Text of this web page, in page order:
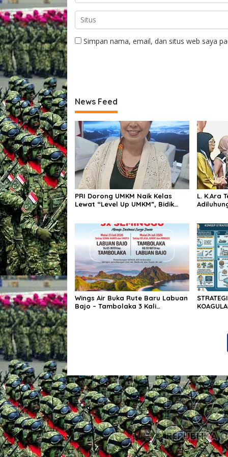
Simpan nama, email, dan situs web saya
News Feed
PRI Dorong UMKM Naik Kelas
Lewat “Level Up UMKM”, Bidik
L. K.Ara
Adiluhung Sebuah
Wings Air Buka Rute Baru Labuan
Bajo – Tambolaka 3 Kali